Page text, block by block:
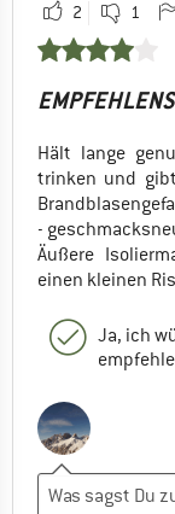
2 1
Hält lange
trinken und
-
Äußere
einen kleinen
Ja, ich